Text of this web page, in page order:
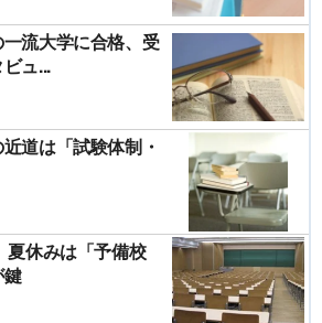
流大学に合格、受
ュ...
道は「試験体制・
夏休みは「予備校